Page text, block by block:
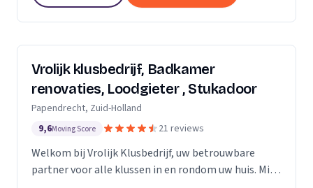
Vrolijk klusbedrijf, Badkamer
renovaties, Loodgieter , Stukadoor
Papendrecht, Zuid-Holland
9,6Moving Score 21 reviews
Welkom bij Vrolijk Klusbedrijf, uw betrouwbare
partner voor alle klussen in en rondom uw huis. Mijn